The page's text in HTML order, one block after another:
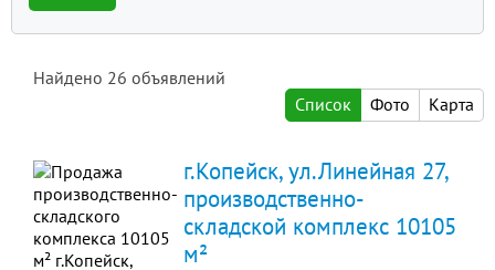
Найдено 26 объявлений
Список
Фото Карта
г.Копейск, ул.Линейная 27,
производственно-
складской комплекс 10105
м²